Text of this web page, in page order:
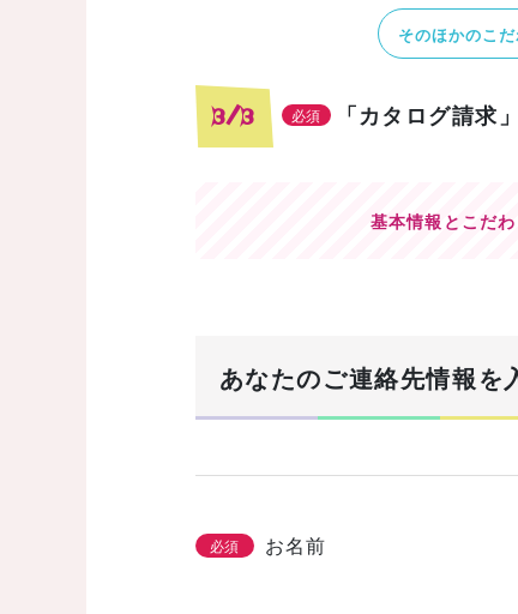
そのほかのこ
3/3 必須 「カタログ請求
基本情報とこだ
あなたのご連絡先情報を
必須 お名前